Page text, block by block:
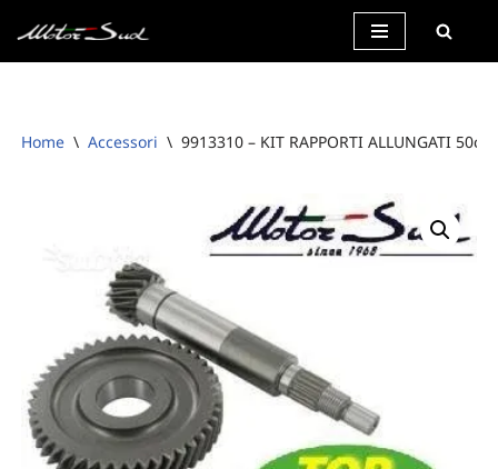
Vai
Home \ Accessori \ 9913310 – KIT RAPPORTI ALLUNGATI 50cc